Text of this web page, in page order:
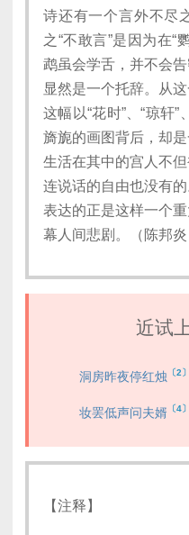
诗还有一个言外不尽
之“不敢言”是因为在“
鹉虽会学舌，并不会
显然是一个托辞。从
这幅以“花时”、“琼轩”
旖旎的画图背后，却
生活在其中的宫人不
连说话的自由也没有
表达的正是这样一个
幕人间悲剧。（陈邦炎
近试
洞房昨夜停红烛 〔2〕
妆罢低声问夫婿 〔4〕
【注释】